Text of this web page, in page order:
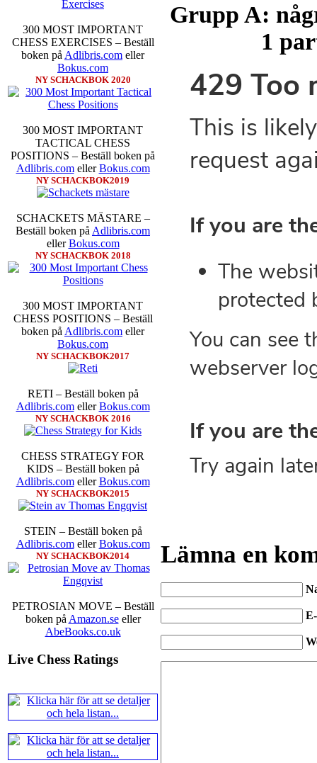
300 MOST IMPORTANT
CHESS EXERCISES – Beställ
boken på Adlibris.com eller
Bokus.com
NY SCHACKBOK 2020
300 MOST IMPORTANT
TACTICAL CHESS
POSITIONS – Beställ boken på
Adlibris.comellerBokus.com
NY SCHACKBOK2019
SCHACKETS MÄSTARE –
Beställ boken på Adlibris.com
ellerBokus.com
NY SCHACKBOK 2018
300 MOST IMPORTANT
CHESS POSITIONS – Beställ
boken på Adlibris.com eller
Bokus.com
NY SCHACKBOK2017
RETI – Beställ boken på
Adlibris.comellerBokus.com
NY SCHACKBOK 2016
CHESS STRATEGY FOR
KIDS – Beställ boken på
Adlibris.comellerBokus.com
NY SCHACKBOK2015
STEIN – Beställ boken på
Adlibris.comellerBokus.com
NY SCHACKBOK2014
PETROSIAN MOVE – Beställ
boken på Amazon.seeller
AbeBooks.co.uk
Live Chess Ratings
Grupp A:
1
Lämna en